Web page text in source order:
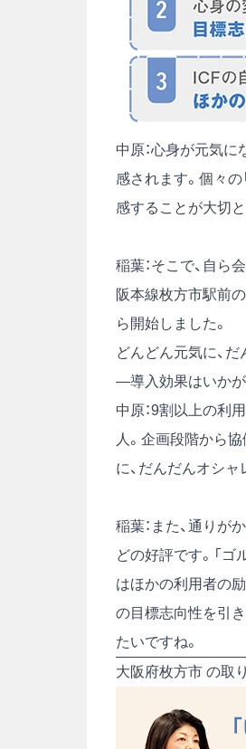
中原：心身が元気
感されます。個々の
感することが大切
稲葉：そこで、自
阪本線枚方市駅前
ら開始しました。
どんどん元気に、
―導入効果はいかが
中原：9割以上の利
人。企画段階から
に、だんだんオシ
稲葉：また、通り
どの好評です。「
はほかの利用者の
の目標志向性を引
たいですね。
大阪府枚方市 の取